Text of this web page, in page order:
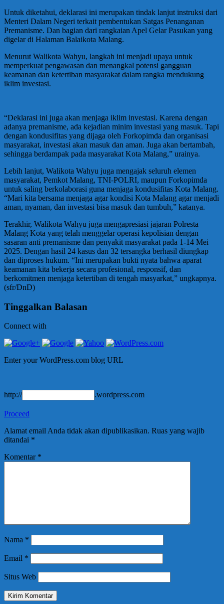
Untuk diketahui, deklarasi ini merupakan tindak lanjut instruksi dari
Menteri Dalam Negeri terkait pembentukan Satgas Penanganan
Premanisme. Dan bagian dari rangkaian Apel Gelar Pasukan yang
digelar di Halaman Balaikota Malang.
Menurut Walikota Wahyu, langkah ini menjadi upaya untuk
memperkuat pengawasan dan menangkal potensi gangguan
keamanan dan ketertiban masyarakat dalam rangka mendukung
iklim investasi.
“Deklarasi ini juga akan menjaga iklim investasi. Karena dengan
adanya premanisme, ada kejadian minim investasi yang masuk. Tapi
dengan kondusifitas yang dijaga oleh Forkopimda dan organisasi
masyarakat, investasi akan masuk dan aman. Juga akan bertambah,
sehingga berdampak pada masyarakat Kota Malang,” urainya.
Lebih lanjut, Walikota Wahyu juga mengajak seluruh elemen
masyarakat, Pemkot Malang, TNI-POLRI, maupun Forkopimda
untuk saling berkolaborasi guna menjaga kondusifitas Kota Malang.
“Mari kita bersama menjaga agar kondisi Kota Malang agar menjadi
aman, nyaman, dan investasi bisa masuk dan tumbuh,” katanya.
Terakhir, Walikota Wahyu juga mengapresiasi jajaran Polresta
Malang Kota yang telah menggelar operasi kepolisian dengan
sasaran anti premanisme dan penyakit masyarakat pada 1-14 Mei
2025. Dengan hasil 24 kasus dan 32 tersangka berhasil diungkap
dan diproses hukum. “Ini merupakan bukti nyata bahwa aparat
keamanan kita bekerja secara profesional, responsif, dan
berkomitmen menjaga ketertiban di tengah masyarkat,” ungkapnya.
(sfr/DnD)
Tinggalkan Balasan
Connect with
Enter your WordPress.com blog URL
http:// .wordpress.com
Proceed
Alamat email Anda tidak akan dipublikasikan. Ruas yang wajib
ditandai *
Komentar *
Nama *
Email *
Situs Web